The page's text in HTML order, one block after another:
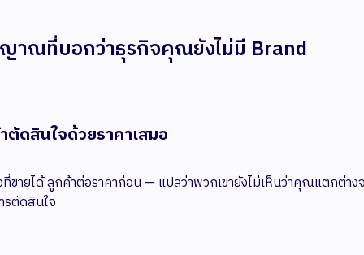
าณที่บอกว่าธุรกิจคุณยังไม่มี Brand
ตัดสินใจด้วยราคาเสมอ
ขายได้ ลูกค้าต่อราคาก่อน — แปลว่าพวกเขายังไม่เห็นว่าคุณแตกต่าง
รตัดสินใจ